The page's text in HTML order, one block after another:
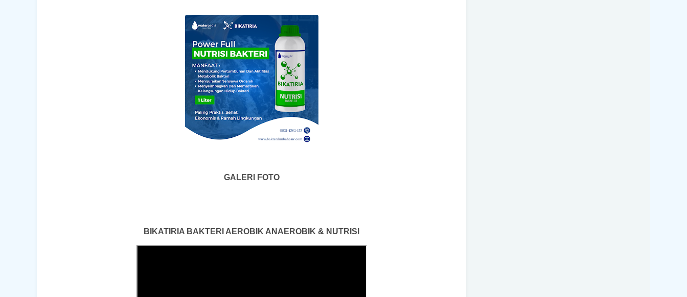
GALERI FOTO
BIKATIRIA BAKTERI AEROBIK ANAEROBIK & NUTRISI